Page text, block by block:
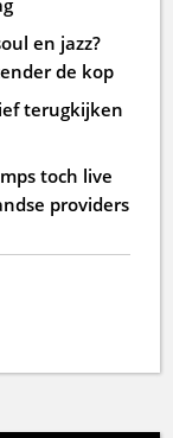
en jazz?
de kop
terugkijken
toch live
providers